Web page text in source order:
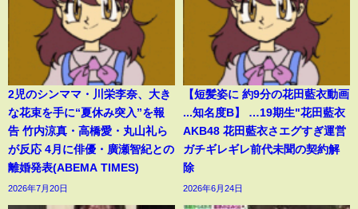
2児のシンママ・川栄李奈、大き
な花束を手に“夏休み突入”を報
告 竹内涼真・高橋愛・丸山礼ら
が反応 4月に俳優・廣瀬智紀との
離婚発表(ABEMA TIMES)
2026年7月20日
【短髪姿に 約9分の花田藍衣動画
...知名度B】 …19期生"花田藍衣
AKB48 花田藍衣さエグすぎ運営
ガチギレギレ前代未聞の契約解
除
2026年6月24日